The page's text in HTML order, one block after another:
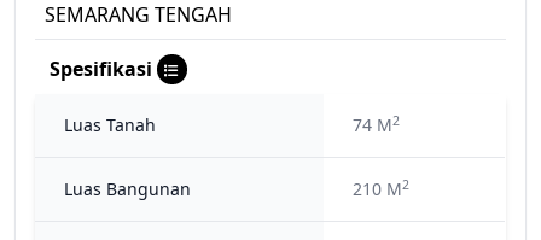
SEMARANG TENGAH
Spesifikasi
Luas Tanah 74 M2
Luas Bangunan 210 M2